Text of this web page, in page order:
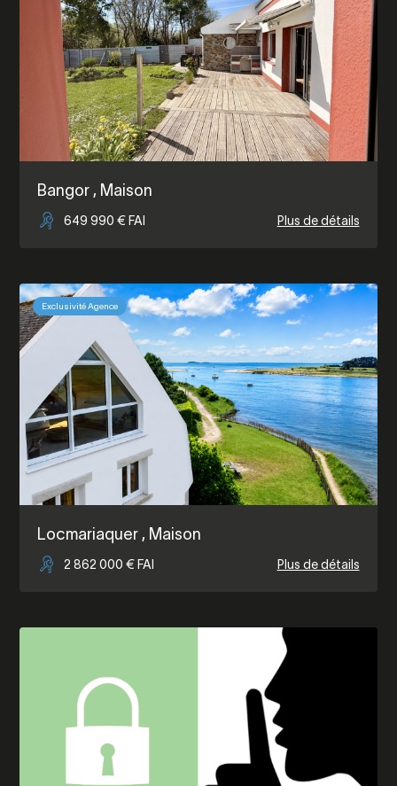
Bangor , Maison
649 990 € FAI Plus de détails
Exclusivité Agence
Locmariaquer , Maison
2 862 000 € FAI Plus de détails